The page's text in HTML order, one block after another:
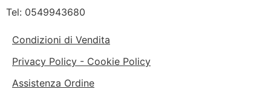
Tel: 0549943680
Condizioni di Vendita
Privacy Policy - Cookie Policy
Assistenza Ordine